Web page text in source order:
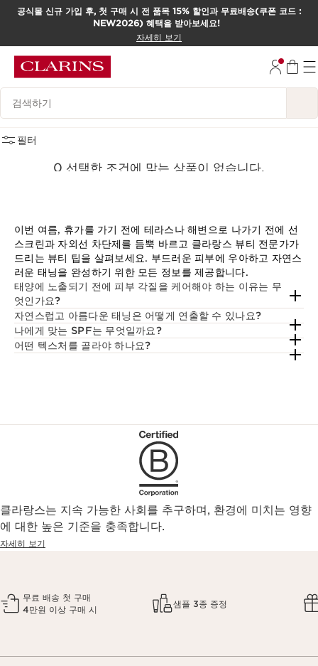
컨텐츠로 이동하기
공식몰 신규 가입 후, 첫 구매 시 전 품목 15% 할인과 무료배송(쿠폰 코드 :
NEW2026) 혜택을 받아보세요!
자세히 보기
범례 검색하기
선 프로텍션
필터
0 선택한 조건에 맞는 상품이 없습니다.
이번 여름, 휴가를 가기 전에 테라스나 해변으로 나가기 전에 선
스크린과 자외선 차단제를 듬뿍 바르고 클라랑스 뷰티 전문가가
드리는 뷰티 팁을 살펴보세요. 부드러운 피부에 우아하고 자연스
러운 태닝을 완성하기 위한 모든 정보를 제공합니다.
태양에 노출되기 전에 피부 각질을 케어해야 하는 이유는 무
엇인가요?
자연스럽고 아름다운 태닝은 어떻게 연출할 수 있나요?
나에게 맞는 SPF는 무엇일까요?
어떤 텍스처를 골라야 하나요?
클라랑스는 지속 가능한 사회를 추구하며, 환경에 미치는 영향
에 대한 높은 기준을 충족합니다.
자세히 보기
무료 배송 첫 구매
4만원 이상 구매 시
샘플 3종 증정